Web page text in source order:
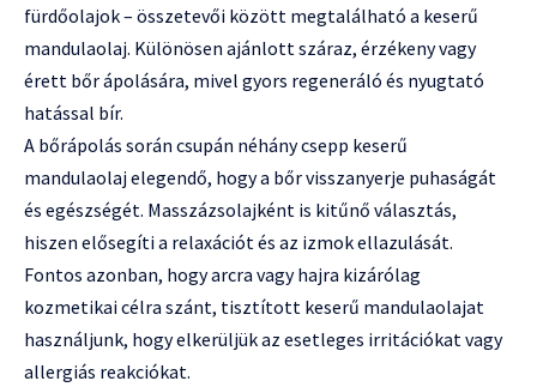
fürdőolajok – összetevői között megtalálható a keserű
mandulaolaj. Különösen ajánlott száraz, érzékeny vagy
érett bőr ápolására, mivel gyors regeneráló és nyugtató
hatással bír.
A bőrápolás során csupán néhány csepp keserű
mandulaolaj elegendő, hogy a bőr visszanyerje puhaságát
és egészségét. Masszázsolajként is kitűnő választás,
hiszen elősegíti a relaxációt és az izmok ellazulását.
Fontos azonban, hogy arcra vagy hajra kizárólag
kozmetikai célra szánt, tisztított keserű mandulaolajat
használjunk, hogy elkerüljük az esetleges irritációkat vagy
allergiás reakciókat.